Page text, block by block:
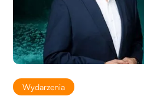
Wydarzenia